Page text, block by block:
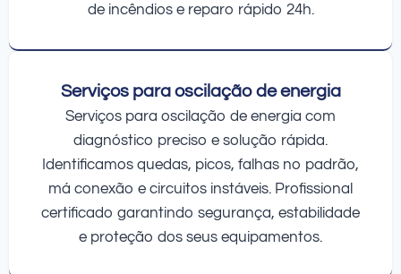
de incêndios e reparo rápido 24h.
Serviços para oscilação de energia
Serviços para oscilação de energia com
diagnóstico preciso e solução rápida.
Identificamos quedas, picos, falhas no padrão,
má conexão e circuitos instáveis. Profissional
certificado garantindo segurança, estabilidade
e proteção dos seus equipamentos.